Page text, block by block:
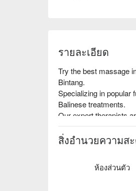
รายละเอียด
Try the best massage
Bintang.
Specializing in popular
Balinese treatments.
Our expert therapists
A perfect escape for
you.
สิ่งอำนวยความส
ห้องส่วนตัว